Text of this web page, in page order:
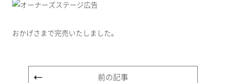
おかげさまで完売いたしました。
前の記事